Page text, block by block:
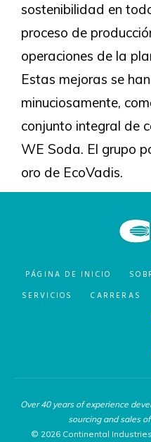
sostenibilidad en
proceso de
operaciones de la
Estas mejoras se
minuciosamente,
conjunto integral de
WE Soda. El grupo
oro de EcoVadis.
PÁGINA DE INICIO
SERVICIOS
CARRERAS
Over 40 years of experience
sourcing and sales
© 2026 Continental